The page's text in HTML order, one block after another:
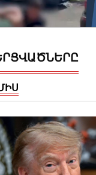
318 գրամ
են առգրավվել․
է
12:59